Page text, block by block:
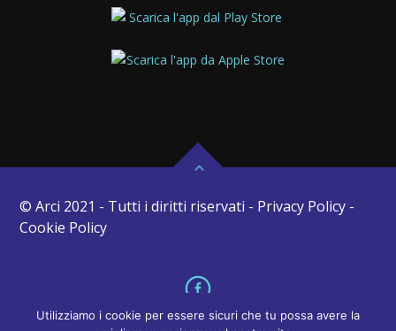
© Arci 2021 - Tutti i diritti riservati - Privacy Policy -
Cookie Policy
Utilizziamo i cookie per essere sicuri che tu possa avere la